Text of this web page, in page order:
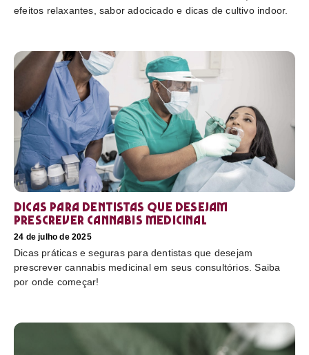
efeitos relaxantes, sabor adocicado e dicas de cultivo indoor.
Dicas para dentistas que desejam
prescrever cannabis medicinal
24 de julho de 2025
Dicas práticas e seguras para dentistas que desejam
prescrever cannabis medicinal em seus consultórios. Saiba
por onde começar!